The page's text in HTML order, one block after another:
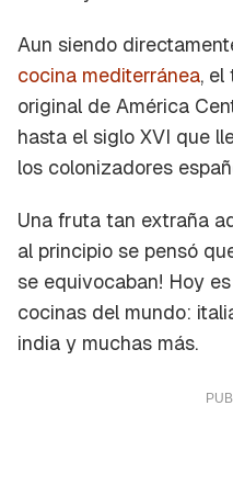
Aun siendo
cocina mediterránea, el
original de América
hasta el siglo XVI que
los colonizadores
Una fruta tan extraña
al principio se pensó
se equivocaban! Hoy
cocinas del mundo:
india y muchas más.